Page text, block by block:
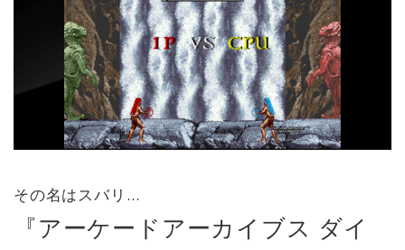
その名はスバリ…
『アーケードアーカイブス ダイ